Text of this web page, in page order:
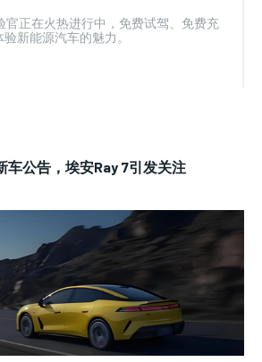
官正在火热进行中，免费试驾、免费充
新能源汽车的魅力。
车公告，埃安Ray 7引发关注